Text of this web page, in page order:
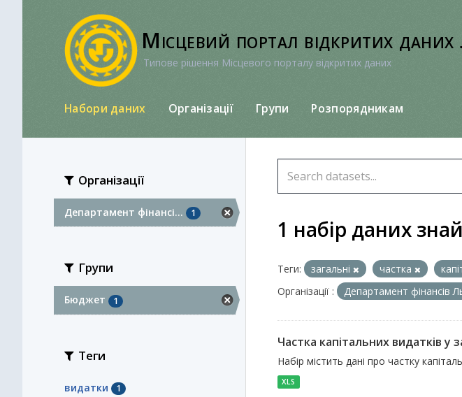
Місцевий портал відкритих
Типове рішення Місцевого порталу відкритих даних
Набори даних Організації Групи Розпорядникам
Організації
Департамент фінансі... 1
Групи
Бюджет 1
Теги
видатки 1
1 набір даних
Теги: загальні частка
Організації :
Департамент фінансів
Частка капітальних видатків у
Набір містить дані про частку
XLS